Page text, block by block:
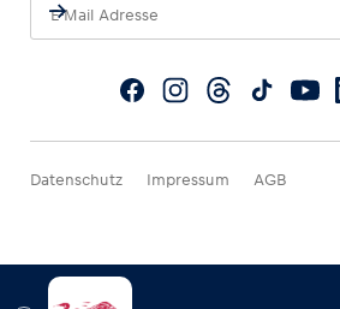
Datenschutz Impressum AGB